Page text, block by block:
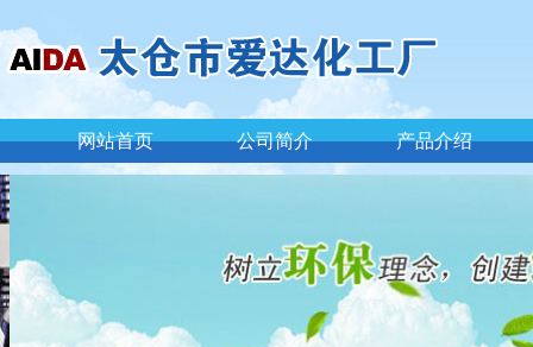
网站首页 公司简介 产品介绍